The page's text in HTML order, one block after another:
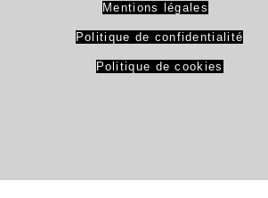
Mentions légales
Politique de confidentialité
Politique de cookies